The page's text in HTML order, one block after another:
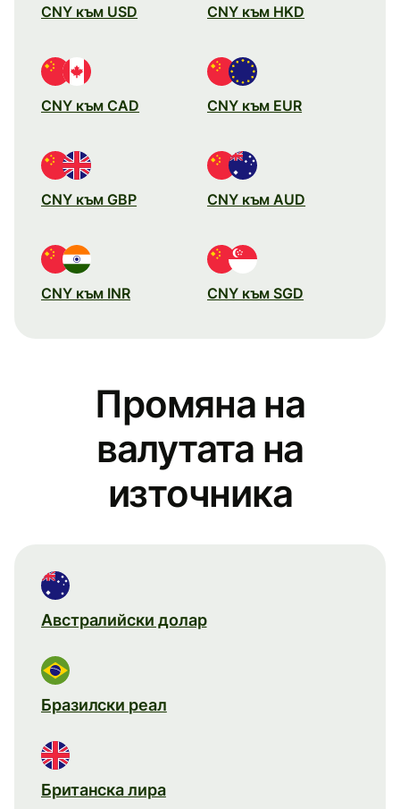
CNY към USD CNY към HKD
CNY към CAD CNY към EUR
CNY към GBP CNY към AUD
CNY към INR CNY към SGD
Промяна на
валутата на
източника
Австралийски долар
Бразилски реал
Британска лира